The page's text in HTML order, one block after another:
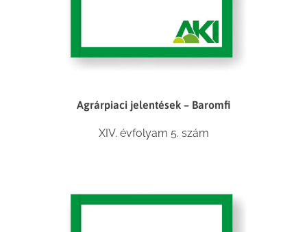
Agrárpiaci jelentések – Baromfi
XIV. évfolyam 5. szám